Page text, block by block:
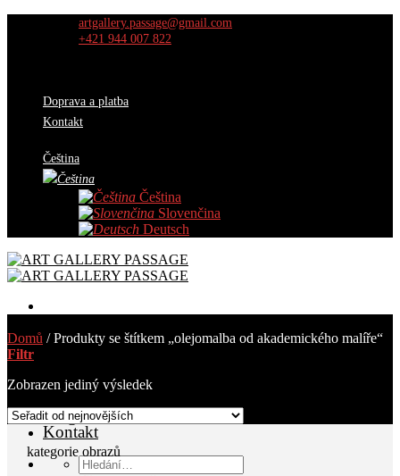
artgallery.passage@gmail.com
+421 944 007 822
Doprava a platba
Kontakt
Čeština
Čeština
Slovenčina
Deutsch
Obrazy
Výběr kurátorů
Výstavy
Blog
Kontakt
Hledat:
Domů /Produkty se štítkem „olejomalba od akademického malíře“
Filtr
Zobrazen jediný výsledek
kategorie obrazů